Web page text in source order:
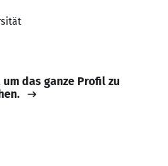
um das ganze Profil zu